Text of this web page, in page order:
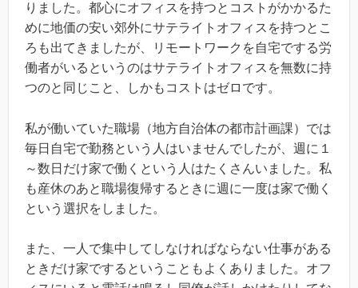
りました。都心にオフィスを持つとコストがかかるた
めに地価の安い郊外にサテライトオフィスを持つとこ
ろも出てきましたが、リモートワークを自宅でする労
働者がいるというのはサテライトオフィスを無数に持
つのと同じこと、しかもコストはゼロです。
私が働いていた職場（地方自治体の都市計画課）では
毎日自宅で勤務という人はいませんでしたが、週に１
～数日だけ家で働くという人はたくさんいました。私
も産休のあと職場復帰するときに週に一度は家で働く
という選択をしました。
また、一人で集中してしなければならない仕事がある
ときだけ家でするということもよくありました。オフ